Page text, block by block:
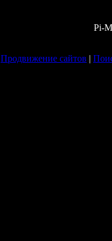
Pi-
Продвижение сайтов |